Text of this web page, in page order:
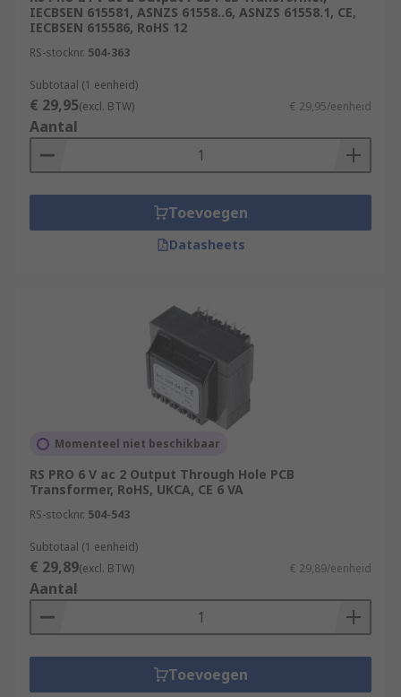
IECBSEN 615581, ASNZS 61558..6, ASNZS 61558.1, CE,
IECBSEN 615586, RoHS 12
RS-stocknr. 504-363
Subtotaal (1 eenheid)
€ 29,95(excl. BTW) € 29,95/eenheid
Aantal
Toevoegen
Datasheets
Momenteel niet beschikbaar
RS PRO 6 V ac 2 Output Through Hole PCB
Transformer, RoHS, UKCA, CE 6 VA
RS-stocknr. 504-543
Subtotaal (1 eenheid)
€ 29,89(excl. BTW) € 29,89/eenheid
Aantal
Toevoegen